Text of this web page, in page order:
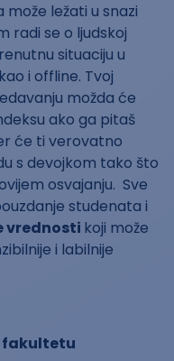
ležati u snazi
radi se o ljudskoj
situaciju u
i offline. Tvoj
možda će
ako ga pitaš
će ti verovatno
s devojkom tako što
osvajanju. Sve
studenata i
vrednosti koji može
i labilnije
fakultetu